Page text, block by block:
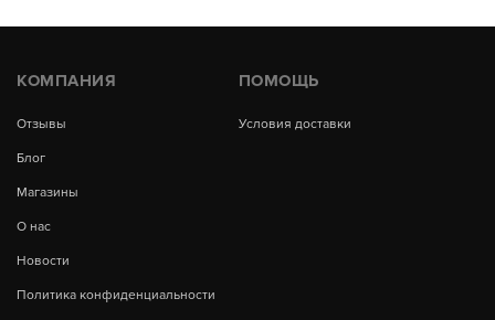
КОМПАНИЯ
Отзывы
Блог
Магазины
О нас
Новости
Политика конфиденциальности
ПОМОЩЬ
Условия доставки